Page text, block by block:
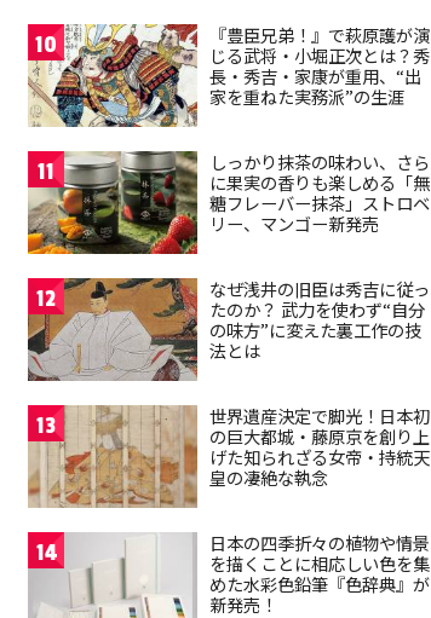
10
『豊臣兄弟！』で萩原護が演
じる武将・小堀正次とは？秀
長・秀吉・家康が重用、“出
家を重ねた実務派”の生涯
11
しっかり抹茶の味わい、さら
に果実の香りも楽しめる「無
糖フレーバー抹茶」ストロベ
リー、マンゴー新発売
12
なぜ浅井の旧臣は秀吉に従っ
たのか？ 武力を使わず“自分
の味方”に変えた裏工作の技
法とは
13
世界遺産決定で脚光！日本初
の巨大都城・藤原京を創り上
げた知られざる女帝・持統天
皇の凄絶な執念
14
日本の四季折々の植物や情景
を描くことに相応しい色を集
めた水彩色鉛筆『色辞典』が
新発売！